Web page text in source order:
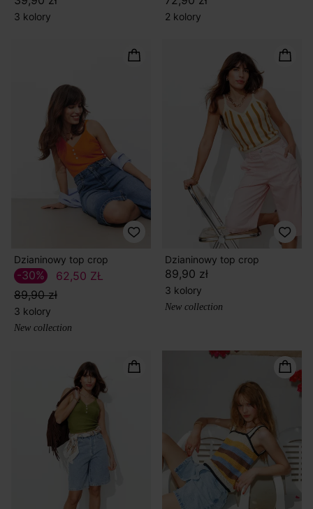
3 kolory 2 kolory
Dzianinowy top crop
62,50 ZŁ
89,90 zł
-30%
3 kolory
New collection
Dzianinowy top crop
89,90 zł
3 kolory
New collection